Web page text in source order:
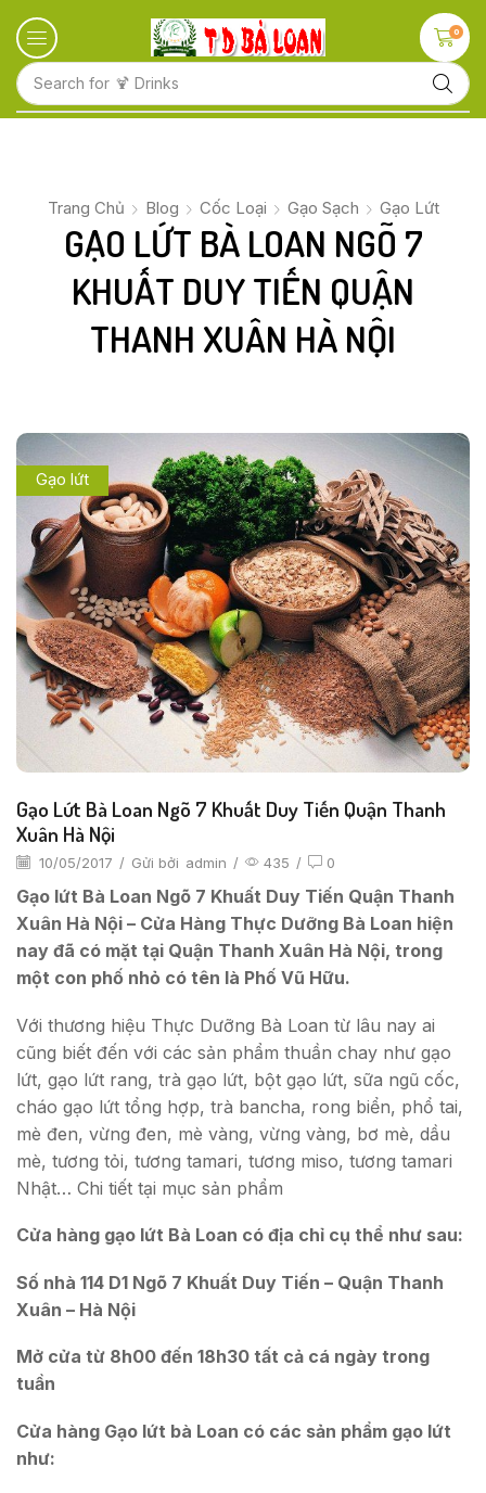
Search for 🍋 Fruits
0
Trang Chủ Blog Cốc Loại Gạo Sạch Gạo Lứt
GẠO LỨT BÀ LOAN NGÕ 7
KHUẤT DUY TIẾN QUẬN
THANH XUÂN HÀ NỘI
Gạo lứt
Gạo Lứt Bà Loan Ngõ 7 Khuất Duy Tiến Quận Thanh
Xuân Hà Nội
10/05/2017 / Gửi bởi admin / 435 / 0
Gạo lứt Bà Loan Ngõ 7 Khuất Duy Tiến Quận Thanh
Xuân Hà Nội – Cửa Hàng Thực Dưỡng Bà Loan hiện
nay đã có mặt tại Quận Thanh Xuân Hà Nội, trong
một con phố nhỏ có tên là Phố Vũ Hữu.
Với thương hiệu Thực Dưỡng Bà Loan từ lâu nay ai
cũng biết đến với các sản phẩm thuần chay như gạo
lứt, gạo lứt rang, trà gạo lứt, bột gạo lứt, sữa ngũ cốc,
cháo gạo lứt tổng hợp, trà bancha, rong biển, phổ tai,
mè đen, vừng đen, mè vàng, vừng vàng, bơ mè, dầu
mè, tương tỏi, tương tamari, tương miso, tương tamari
Nhật… Chi tiết tại mục sản phẩm
Cửa hàng gạo lứt Bà Loan có địa chỉ cụ thể như sau:
Số nhà 114 D1 Ngõ 7 Khuất Duy Tiến – Quận Thanh
Xuân – Hà Nội
Mở cửa từ 8h00 đến 18h30 tất cả cá ngày trong
tuần
Cửa hàng Gạo lứt bà Loan có các sản phẩm gạo lứt
như: